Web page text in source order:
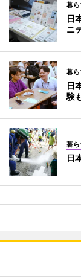
暮ら
日
ニ
暮ら
日
験
暮ら
日